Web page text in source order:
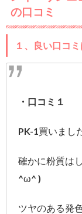
の口コミ
１、良い口コミ
・口コミ１
PK-1買いまし
確かに粉質は
^ω^ )
ツヤのある発